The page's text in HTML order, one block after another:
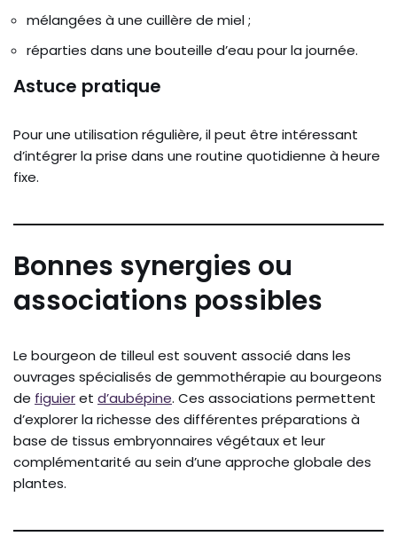
mélangées à une cuillère de miel ;
réparties dans une bouteille d’eau pour la journée.
Astuce pratique
Pour une utilisation régulière, il peut être intéressant
d’intégrer la prise dans une routine quotidienne à heure
fixe.
Bonnes synergies ou
associations possibles
Le bourgeon de tilleul est souvent associé dans les
ouvrages spécialisés de gemmothérapie au bourgeons
de figuieret d’aubépine. Ces associations permettent
d’explorer la richesse des différentes préparations à
base de tissus embryonnaires végétaux et leur
complémentarité au sein d’une approche globale des
plantes.